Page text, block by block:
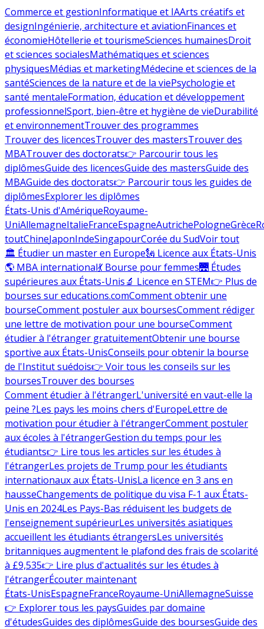
Commerce et gestionInformatique et IAArts créatifs et
designIngénierie, architecture et aviationFinances et
économieHôtellerie et tourismeSciences humainesDroit
et sciences socialesMathématiques et sciences
physiquesMédias et marketingMédecine et sciences de la
santéSciences de la nature et de la viePsychologie et
santé mentaleFormation, éducation et développement
professionnelSport, bien-être et hygiène de vieDurabilité
et environnementTrouver des programmes
Trouver des licencesTrouver des mastersTrouver des
MBATrouver des doctorats👉 Parcourir tous les
diplômesGuide des licencesGuide des mastersGuide des
MBAGuide des doctorats👉 Parcourir tous les guides de
diplômesExplorer les diplômes
États-Unis d'AmériqueRoyaume-
UniAllemagneItalieFranceEspagneAutrichePologneGrèce
toutChineJaponIndeSingapourCorée du SudVoir tout
🏛 Étudier un master en Europe🗽 Licence aux États-Unis
🌎 MBA international💃 Bourse pour femmes🌉 Études
supérieures aux États-Unis🔬 Licence en STEM👉 Plus de
bourses sur educations.comComment obtenir une
bourseComment postuler aux boursesComment rédiger
une lettre de motivation pour une bourseComment
étudier à l'étranger gratuitementObtenir une bourse
sportive aux États-UnisConseils pour obtenir la bourse
de l'Institut suédois👉 Voir tous les conseils sur les
boursesTrouver des bourses
Comment étudier à l'étrangerL'université en vaut-elle la
peine ?Les pays les moins chers d'EuropeLettre de
motivation pour étudier à l'étrangerComment postuler
aux écoles à l'étrangerGestion du temps pour les
étudiants👉 Lire tous les articles sur les études à
l'étrangerLes projets de Trump pour les étudiants
internationaux aux États-UnisLa licence en 3 ans en
hausseChangements de politique du visa F-1 aux États-
Unis en 2024Les Pays-Bas réduisent les budgets de
l'enseignement supérieurLes universités asiatiques
accueillent les étudiants étrangersLes universités
britanniques augmentent le plafond des frais de scolarité
à £9,535👉 Lire plus d'actualités sur les études à
l'étrangerÉcouter maintenant
États-UnisEspagneFranceRoyaume-UniAllemagneSuisse
👉 Explorer tous les paysGuides par domaine
d'étudesGuides des diplômesGuide des boursesGuide des